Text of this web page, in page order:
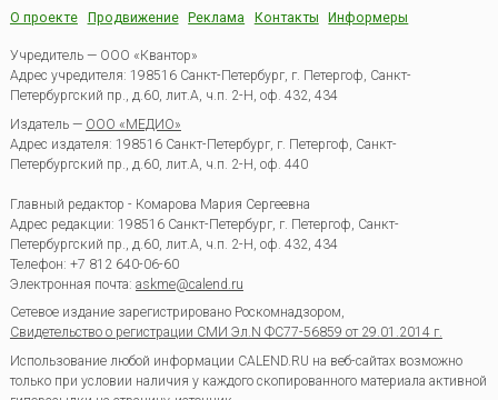
О проекте Продвижение Реклама Контакты Информеры
Учредитель — ООО «Квантор»
Адрес учредителя: 198516 Санкт-Петербург, г. Петергоф, Санкт-
Петербургский пр., д.60, лит.А, ч.п. 2-Н, оф. 432, 434
Издатель — ООО «МЕДИО»
Адрес издателя: 198516 Санкт-Петербург, г. Петергоф, Санкт-
Петербургский пр., д.60, лит.А, ч.п. 2-Н, оф. 440
Главный редактор - Комарова Мария Сергеевна
Адрес редакции: 198516 Санкт-Петербург, г. Петергоф Санкт-
Петербургский пр., д.60, лит.А, ч.п. 2-Н, оф. 432, 434
Телефон: +7 812 640-06-60
Электронная почта: askme@calend.ru
Сетевое издание зарегистрировано Роскомнадзором,
Свидетельство о регистрации СМИ Эл.N ФС77-56859 от 29.01.2014 г.
Использование любой информации CALEND.RU на веб-сайтах возможно
только при условии наличия у каждого скопированного материала активной